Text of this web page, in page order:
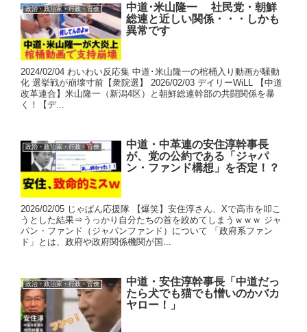
政治・政治家・行政・官僚
中道･米山隆一 社民党・朝鮮
総連と近しい関係・・・しかも
異常です
2024/02/04 わいわい反応集 中道･米山隆一の棺桶入り動画が騒動
化 選挙戦が崩壊寸前【衆院選】 2026/02/03 デイリーWiLL 【中道
改革連合】米山隆一（新潟4区）と朝鮮総連幹部の共闘関係を暴
く！【デ...
政治・政治家・行政・官僚
中道・中革連の安住淳幹事長
が、党の公約である「ジャパ
ン・ファンド構想」を否定！？
2026/02/05 じゃぱん応援隊 【爆笑】安住淳さん、Xで高市を叩こ
うとした結果⇒うっかり自分たちの首を絞めてしまうｗｗｗ ジャ
パン・ファンド（ジャパンファンド）について 「政府系ファン
ド」とは、政府や政府関係機関が国...
政治・政治家・行政・官僚
中道・安住淳幹事長「中道だっ
たら犬でも猫でも憎いのかバカ
ヤロー！」